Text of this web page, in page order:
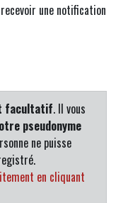
une notification
facultatif. Il vous
pseudonyme
ne puisse
en cliquant